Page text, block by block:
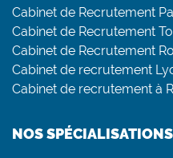
Cabinet de Recrutement
Cabinet de Recrutement
Cabinet de Recrutement
Cabinet de recrutement
Cabinet de recrutement à
NOS SPÉCIALISATIONS